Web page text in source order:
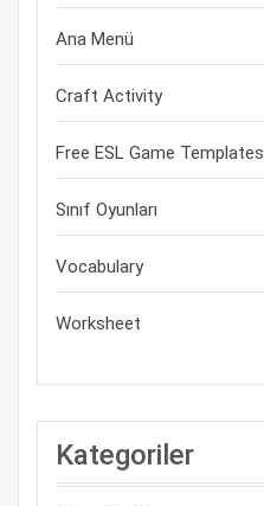
Ana Menü
Craft Activity
Free ESL Game Templates
Sınıf Oyunları
Vocabulary
Worksheet
Kategoriler